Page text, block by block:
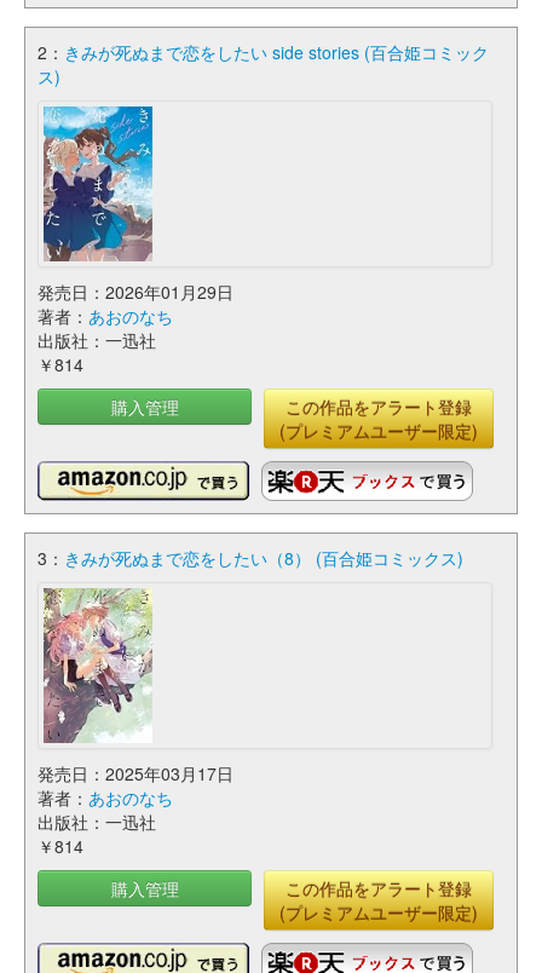
2： きみが死ぬまで恋をしたい side stories (百合姫コミック
ス)
発売日：2026年01月29日
著者： あおのなち
出版社：一迅社
￥814
購入管理
この作品をアラート登録
(プレミアムユーザー限定)
3： きみが死ぬまで恋をしたい（8） (百合姫コミックス)
発売日：2025年03月17日
著者： あおのなち
出版社：一迅社
￥814
購入管理
この作品をアラート登録
(プレミアムユーザー限定)